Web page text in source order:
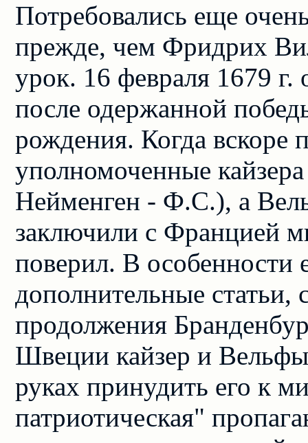
Потребовались еще
прежде, чем Фридрих
урок. 16 февраля 1679
после одержанной
рождения. Когда вскоре
уполномоченные
Нейменген - Ф.С.), а
заключили с Францией
поверил. В особенности
дополнительные статьи,
продолжения
Швеции кайзер и
руках принудить его к
патриотическая"